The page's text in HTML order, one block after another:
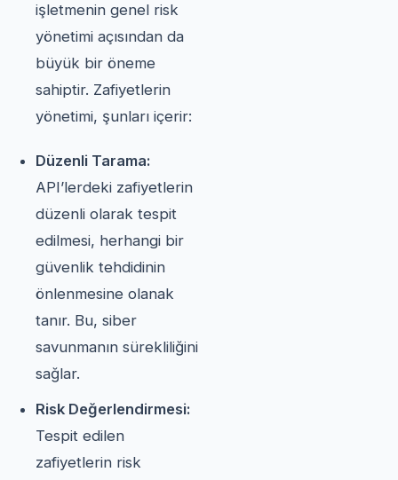
işletmenin genel risk
yönetimi açısından da
büyük bir öneme
sahiptir. Zafiyetlerin
yönetimi, şunları içerir:
Düzenli Tarama:
API’lerdeki zafiyetlerin
düzenli olarak tespit
edilmesi, herhangi bir
güvenlik tehdidinin
önlenmesine olanak
tanır. Bu, siber
savunmanın sürekliliğini
sağlar.
Risk Değerlendirmesi:
Tespit edilen
zafiyetlerin risk